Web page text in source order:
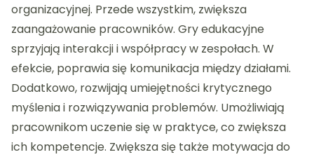
organizacyjnej. Przede wszystkim, zwiększa
zaangażowanie pracowników. Gry edukacyjne
sprzyjają interakcji i współpracy w zespołach. W
efekcie, poprawia się komunikacja między działami.
Dodatkowo, rozwijają umiejętności krytycznego
myślenia i rozwiązywania problemów. Umożliwiają
pracownikom uczenie się w praktyce, co zwiększa
ich kompetencje. Zwiększa się także motywacja do